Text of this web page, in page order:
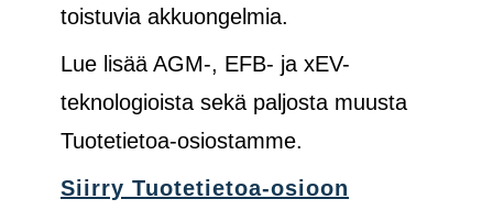
toistuvia akkuongelmia.
Lue lisää AGM-, EFB- ja xEV-
teknologioista sekä paljosta muusta
Tuotetietoa-osiostamme.
Siirry Tuotetietoa-osioon